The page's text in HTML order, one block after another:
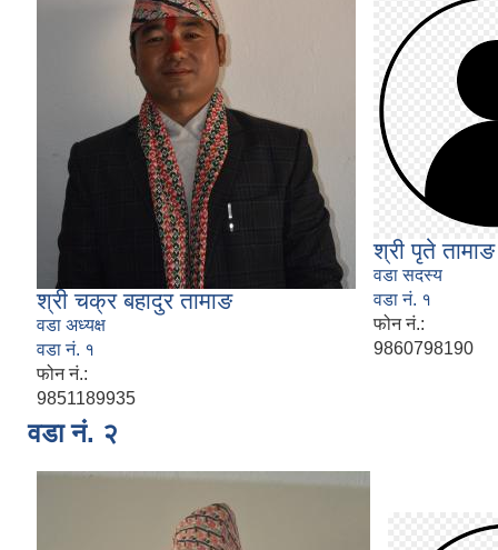
श्री चक्र बहादुर तामाङ
वडा अध्यक्ष
वडा नं. १
फोन नं.:
9851189935
श्री पृते तामाङ
वडा सदस्य
वडा नं. १
फोन नं.:
9860798190
वडा नं. २